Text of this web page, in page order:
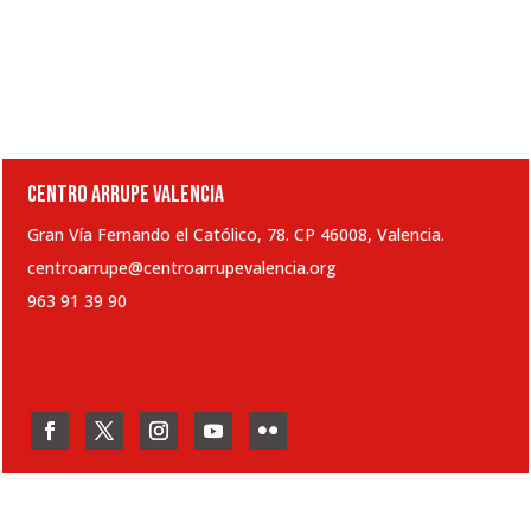
CENTRO ARRUPE VALENCIA
Gran Vía Fernando el Católico, 78. CP 46008, Valencia.
centroarrupe@centroarrupevalencia.org
963 91 39 90